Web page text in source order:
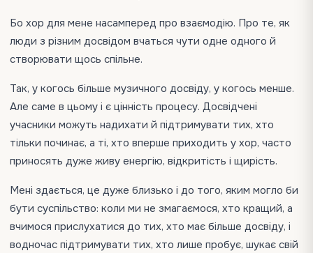
Бо хор для мене насамперед про взаємодію. Про те, як
люди з різним досвідом вчаться чути одне одного й
створювати щось спільне.
Так, у когось більше музичного досвіду, у когось менше.
Але саме в цьому і є цінність процесу. Досвідчені
учасники можуть надихати й підтримувати тих, хто
тільки починає, а ті, хто вперше приходить у хор, часто
приносять дуже живу енергію, відкритість і щирість.
Мені здається, це дуже близько і до того, яким могло би
бути суспільство: коли ми не змагаємося, хто кращий, а
вчимося прислухатися до тих, хто має більше досвіду, і
водночас підтримувати тих, хто лише пробує, шукає свій